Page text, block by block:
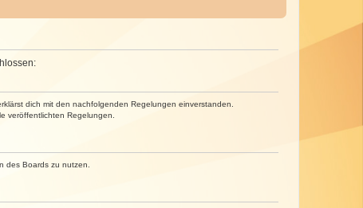
dich mit den nachfolgenden Regelungen einverstanden.
veröffentlichten Regelungen.
des Boards zu nutzen.